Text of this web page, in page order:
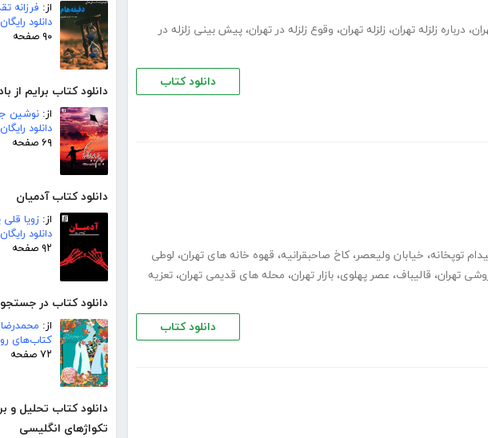
از: فرزانه
دانلود
۹۰ صفحه
دانلود کتاب برایم از
از: نوشین
دانلود
۶۹ صفحه
دانلود کتاب آدمیان
از: زویا قلی
دانلود
۹۲ صفحه
دانلود کتاب در
از:
کتاب‌های
۷۲ صفحه
دانلود کتاب تحلیل و
تکواژهای انگلیسی
، درباره زلزله تهران، زلزله تهران، وقوع زلزله در تهران، پیش بینی زلزله در
دانلود کتاب
توپخانه، خیابان ولیعصر، کاخ صاحبقرانیه، قهوه خانه های تهران، لوطی
تهران، قالیباف، عصر پهلوی، بازار تهران، محله های قدیمی تهران، تعزیه
دانلود کتاب